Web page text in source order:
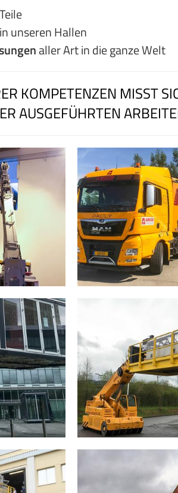
in unseren Hallen
aller Art in die ganze Welt
KOMPETENZEN MISST
AUSGEFÜHRTEN